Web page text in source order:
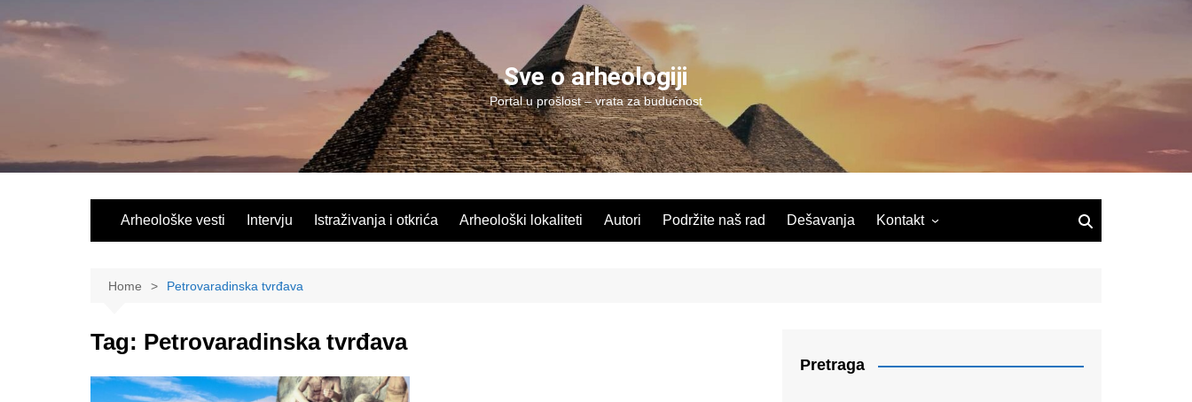
Sve o arheologiji
Portal u prošlost – vrata za budućnost
Arheološke vesti Intervju Istraživanja i otkrića Arheološki lokaliteti Autori Podržite naš rad Dešavanja Kontakt
Home Petrovaradinska tvrđava
Tag: Petrovaradinska tvrđava
Pretraga